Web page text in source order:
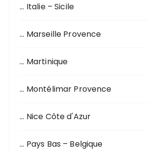
… Italie – Sicile
… Marseille Provence
… Martinique
… Montélimar Provence
… Nice Côte d'Azur
… Pays Bas – Belgique